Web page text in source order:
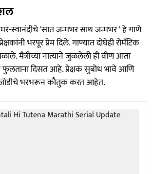
स्वानंदीचे 'सात जन्मभर साथ जन्मभर ' हे गाणे
भरपूर प्रेम दिले. गाण्यात दोघेही रोमँटिक
मैत्रीच्या नात्याने जुळलेली ही वीण आता
फुलताना दिसत आहे. प्रेक्षक सुबोध भावे आणि
जोडीचे भरभरून कौतुक करत आहेत.